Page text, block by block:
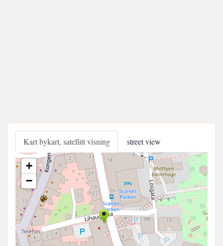
Kart bykart, satellitt visning street view
+
−